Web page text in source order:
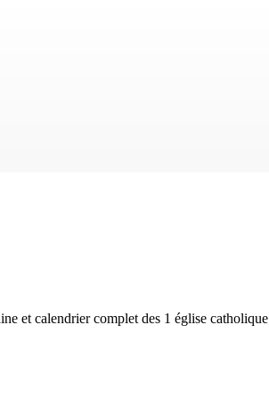
et calendrier complet des 1 église catholique